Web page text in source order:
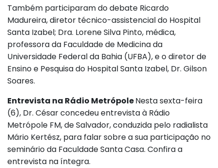
Também participaram do debate Ricardo
Madureira, diretor técnico-assistencial do Hospital
Santa Izabel; Dra. Lorene Silva Pinto, médica,
professora da Faculdade de Medicina da
Universidade Federal da Bahia (UFBA), e o diretor de
Ensino e Pesquisa do Hospital Santa Izabel, Dr. Gilson
Soares.
Entrevista na Rádio MetrópoleNesta sexta-feira
(6), Dr. César concedeu entrevista à Rádio
Metrópole FM, de Salvador, conduzida pelo radialista
Mário Kertész, para falar sobre a sua participação no
seminário da Faculdade Santa Casa. Confira a
entrevista na íntegra.